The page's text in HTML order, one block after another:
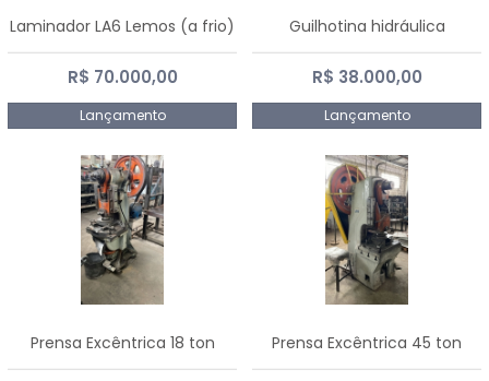
Laminador LA6 Lemos (a frio)
R$ 70.000,00
Lançamento
Guilhotina hidráulica
R$ 38.000,00
Lançamento
Prensa Excêntrica 18 ton Prensa Excêntrica 45 ton